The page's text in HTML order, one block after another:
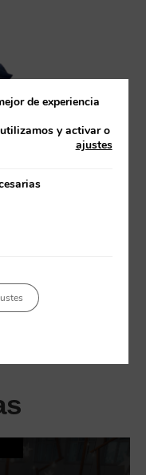
de experiencia
y activar o
ajustes